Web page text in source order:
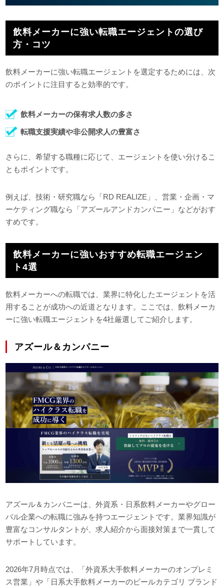
飲料メーカーに強い転職エージェントの選び
方・コツ
飲料メーカーに強い転職エージェントを選定するためには、次
のポイントに注目すると効率的です。
飲料メーカーの保有求人数の多さ
転職支援実績や非公開求人の豊富さ
さらに、希望する職種に応じて、エージェントを使い分けるこ
ともポイントです。
例えば、技術・研究職なら「RD REALIZE」、営業・企画・マ
ーケティング職なら「アズールアンドカンパニー」などがおす
すめです。
飲料メーカーに強いおすすめ転職エージェン
ト4選
飲料メーカーへの転職では、業界に特化したエージェントを活
用することが成功への近道となります。ここでは、飲料メーカ
ーに強い転職エージェントを4社厳選してご紹介します。
アズール＆カンパニー
アズール＆カンパニーは、外資系・日系飲料メーカーやグロー
バル企業への転職に強みを持つエージェントです。業界知識が
豊富なコンサルタントが、求人紹介から面接対策まで一貫して
サポートしています。
2026年7月時点では、「外資系大手飲料メーカーのオンプレミ
ス営業」や「日系大手飲料メーカーのビールカテゴリ ブランド